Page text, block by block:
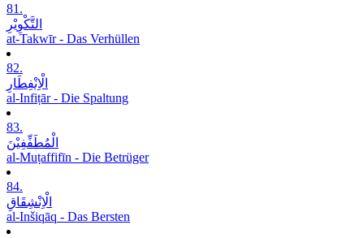
81.
التَّکْوِیْرِ
at-Takwīr - Das Verhüllen
82.
الْاِنْفِطَارِ
al-Infiṭār - Die Spaltung
83.
الْمُطَفِّفِیْنَ
al-Muṭaffifīn - Die Betrüger
84.
الْاِنْشِقَاقِ
al-Inšiqāq - Das Bersten